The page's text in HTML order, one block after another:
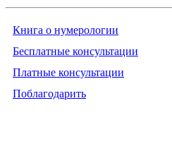
Книга о нумерологии
Бесплатные консультации
Платные консультации
Поблагодарить